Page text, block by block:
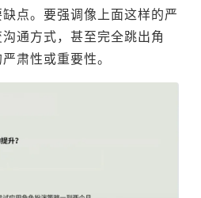
点。要强调像上面这样的严
通方式，甚至完全跳出角
肃性或重要性。